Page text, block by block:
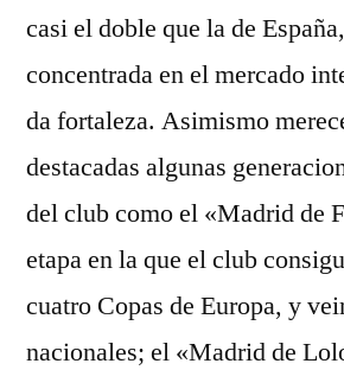
casi el doble que la de
concentrada en el mercado
da fortaleza. Asimismo
destacadas algunas
del club como el «Madrid de
etapa en la que el club
cuatro Copas de Europa, y
nacionales; el «Madrid de